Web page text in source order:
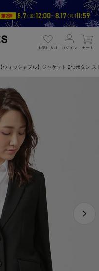
お気に入り ログイン カート
【ウォッシャブル】ジャケット 2つボタン